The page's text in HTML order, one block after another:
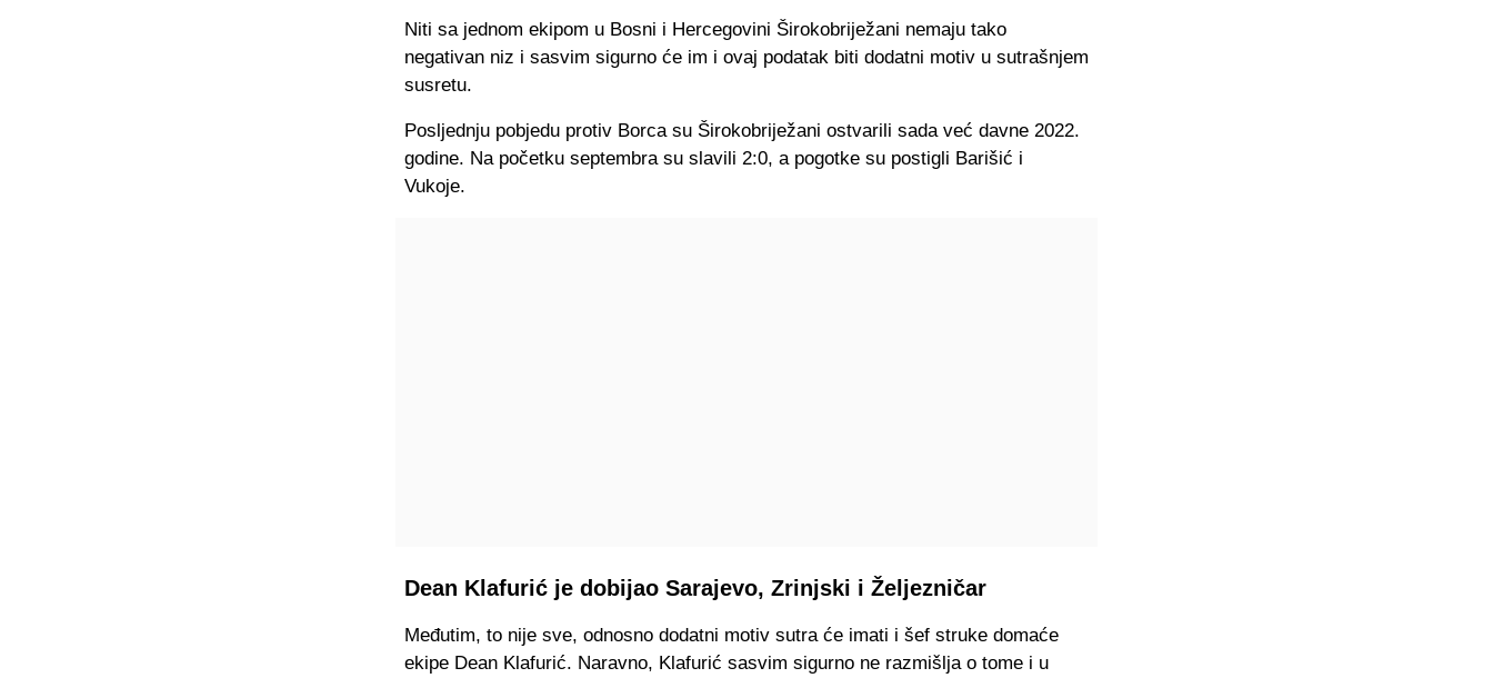
Niti sa jednom ekipom u Bosni i Hercegovini Širokobriježani nemaju tako
negativan niz i sasvim sigurno će im i ovaj podatak biti dodatni motiv u sutrašnjem
susretu.
Posljednju pobjedu protiv Borca su Širokobriježani ostvarili sada već davne 2022.
godine. Na početku septembra su slavili 2:0, a pogotke su postigli Barišić i
Vukoje.
Dean Klafurić je dobijao Sarajevo, Zrinjski i Željezničar
Međutim, to nije sve, odnosno dodatni motiv sutra će imati i šef struke domaće
ekipe Dean Klafurić. Naravno, Klafurić sasvim sigurno ne razmišlja o tome i u